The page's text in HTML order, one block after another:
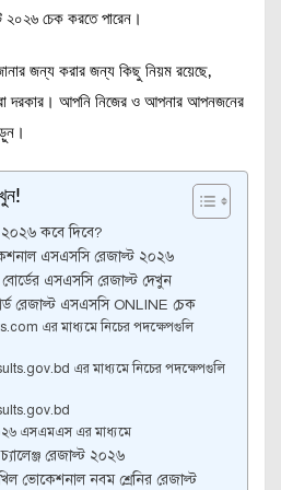
২০২৬ চেক করতে পারেন।
জানার জন্য করার জন্য কিছু নিয়ম রয়েছে,
দরকার। আপনি নিজের ও আপনার আপনজনের
কবে দিবে?
এসএসসি রেজাল্ট ২০২৬
এসএসসি রেজাল্ট দেখুন
রেজাল্ট এসএসসি ONLINE চেক
এর মাধ্যমে নিচের পদক্ষেপগুলি
এর মাধ্যমে নিচের পদক্ষেপগুলি
এসএমএস এর মাধ্যমে
রেজাল্ট ২০২৬
ভোকেশনাল নবম শ্রেনির রেজাল্ট